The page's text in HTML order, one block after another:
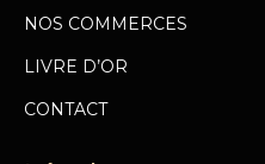
NOS COMMERCES
LIVRE D’OR
CONTACT